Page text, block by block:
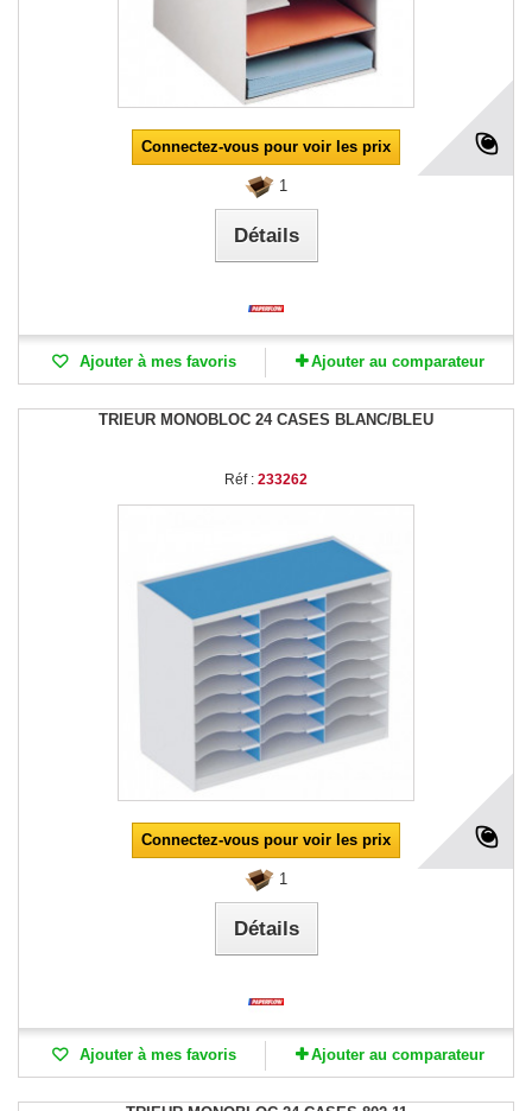
Connectez-vous pour voir les prix
1
Détails
Ajouter à mes favoris Ajouter au comparateur
TRIEUR MONOBLOC 24 CASES BLANC/BLEU
Réf : 233262
Connectez-vous pour voir les prix
1
Détails
Ajouter à mes favoris Ajouter au comparateur